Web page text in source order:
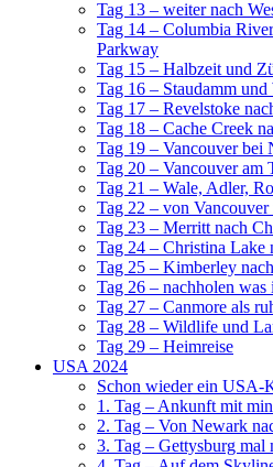
Tag 13 – weiter nach
Tag 14 – Columbia
Parkway
Tag 15 – Halbzeit und
Tag 16 – Staudamm und
Tag 17 – Revelstoke
Tag 18 – Cache Creek
Tag 19 – Vancouver bei
Tag 20 – Vancouver am
Tag 21 – Wale, Adler,
Tag 22 – von
Tag 23 – Merritt nach
Tag 24 – Christina Lake
Tag 25 – Kimberley
Tag 26 – nachholen was
Tag 27 – Canmore als
Tag 28 – Wildlife und
Tag 29 – Heimreise
USA 2024
Schon wieder ein USA-
1. Tag – Ankunft mit
2. Tag – Von Newark
3. Tag – Gettysburg mal